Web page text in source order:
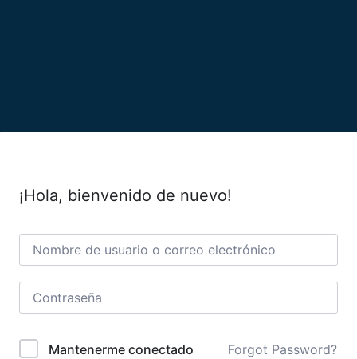
¡Hola, bienvenido de nuevo!
Mantenerme conectado Forgot Password?